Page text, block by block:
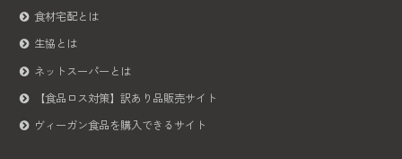
食材宅配とは
生協とは
ネットスーパーとは
【食品ロス対策】訳あり品販売サイト
ヴィーガン食品を購入できるサイト